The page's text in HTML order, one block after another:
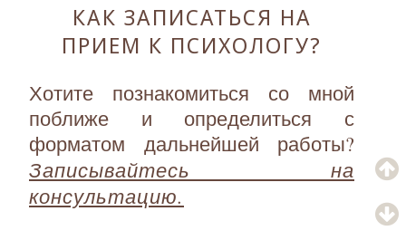
КАК ЗАПИСАТЬСЯ НА
ПРИЕМ К ПСИХОЛОГУ?
Хотите познакомиться со мной
поближе и определиться с
форматом дальнейшей работы?
Записывайтесь на
консультацию.